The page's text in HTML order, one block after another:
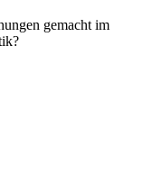
gemacht im